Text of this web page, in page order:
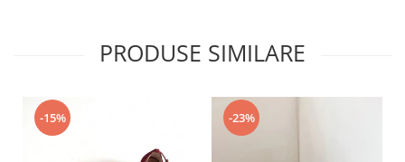
PRODUSE SIMILARE
-15% -23%